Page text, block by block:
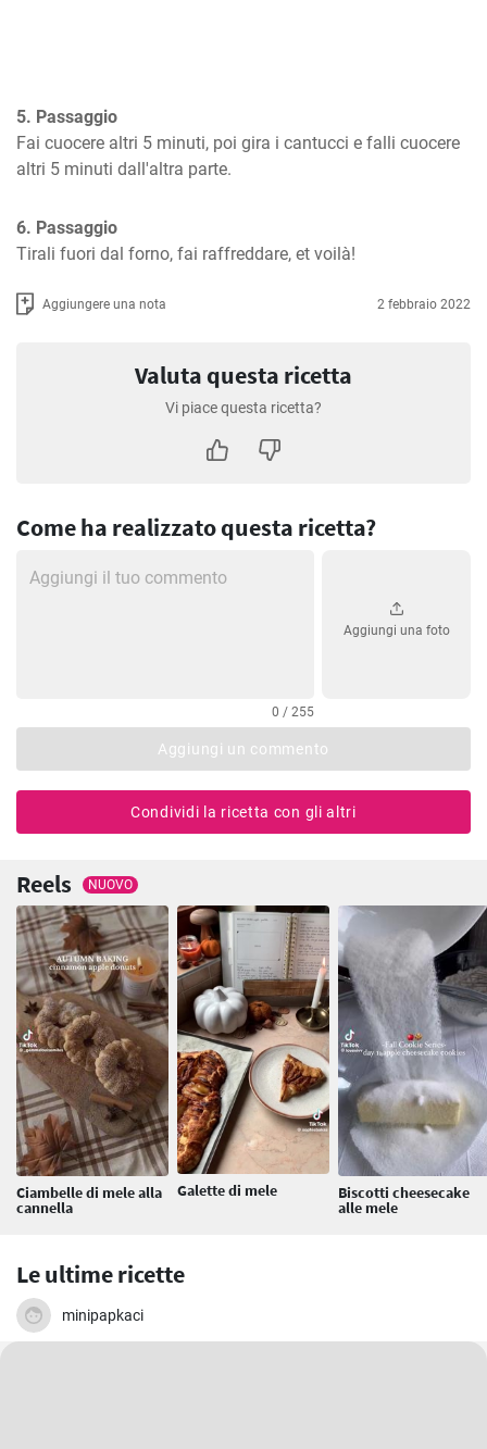
5. Passaggio
Fai cuocere altri 5 minuti, poi gira i cantucci e falli cuocere
altri 5 minuti dall'altra parte.
6. Passaggio
Tirali fuori dal forno, fai raffreddare, et voilà!
Aggiungere una nota 2 febbraio 2022
Valuta questa ricetta
Vi piace questa ricetta?
Come ha realizzato questa ricetta?
0 / 255
Aggiungi una foto
Aggiungi un commento
Condividi la ricetta con gli altri
Reels NUOVO
Ciambelle di mele alla
cannella
Galette di mele Biscotti cheesecake
alle mele
Le ultime ricette
minipapkaci